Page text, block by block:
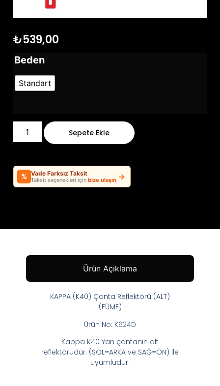
₺539,00
Beden
Standart
Sepete Ekle
% Vade Farksız Taksit
Taksit seçenekleri için bize ulaşın →
Ürün Açıklama
KAPPA (K40) Çanta Reflektörü (ALT)
(FÜME)
Ürün No: K624D
Kappa K40 Yan çantanın alt
reflektörüdür. (SOL=ARKA ve SAĞ=ÖN) ile
uyumludur.